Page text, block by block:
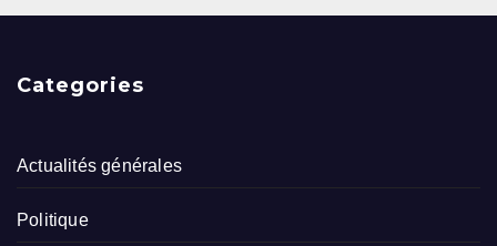
Categories
Actualités générales
Politique